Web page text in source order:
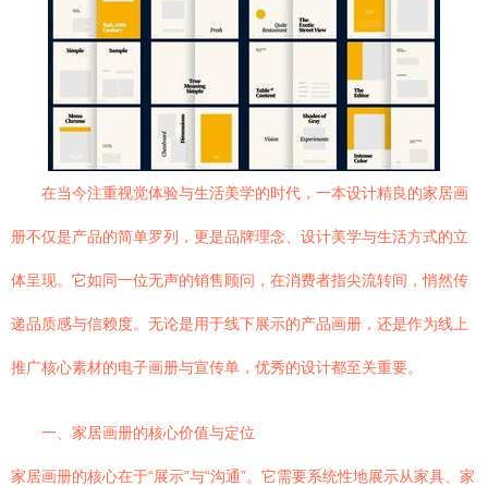
在当今注重视觉体验与生活美学的时代，一本设计精良的家居画
册不仅是产品的简单罗列，更是品牌理念、设计美学与生活方式的立
体呈现。它如同一位无声的销售顾问，在消费者指尖流转间，悄然传
递品质感与信赖度。无论是用于线下展示的产品画册，还是作为线上
推广核心素材的电子画册与宣传单，优秀的设计都至关重要。
一、家居画册的核心价值与定位
家居画册的核心在于“展示”与“沟通”。它需要系统性地展示从家具、家